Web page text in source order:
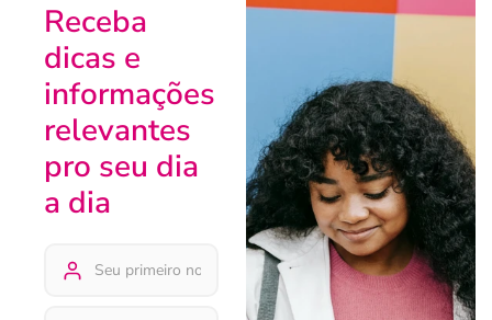
Receba
dicas e
informações
relevantes
pro seu dia
a dia